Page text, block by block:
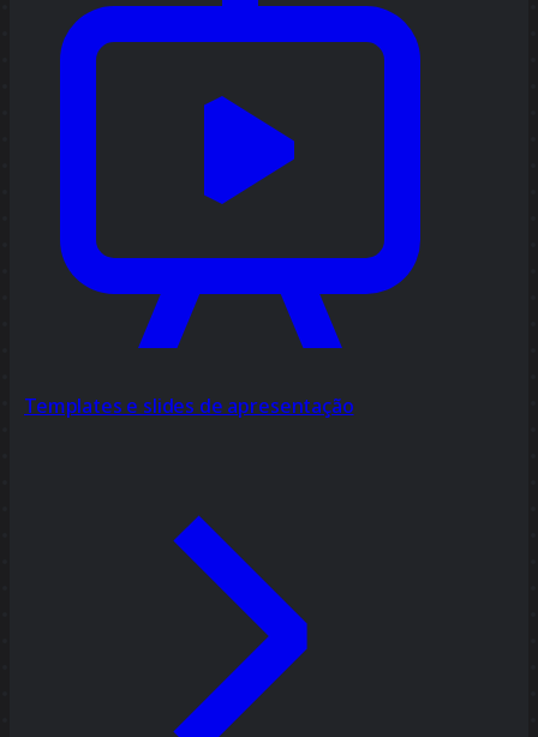
Templates e slides de apresentação